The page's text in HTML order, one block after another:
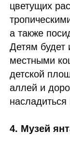
цветущих
а также
Детям будет
местными
детской
аллей и
4. Музей